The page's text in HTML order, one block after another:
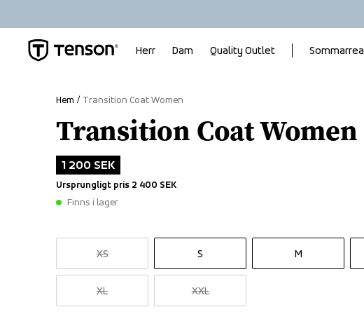
Herr Dam Quality Outlet Sommarrea
Hem Transition Coat Women
Transition Coat Women
1 200 SEK
Ursprungligt pris 2 400 SEK
Finns i lager
XS S M
XL XXL